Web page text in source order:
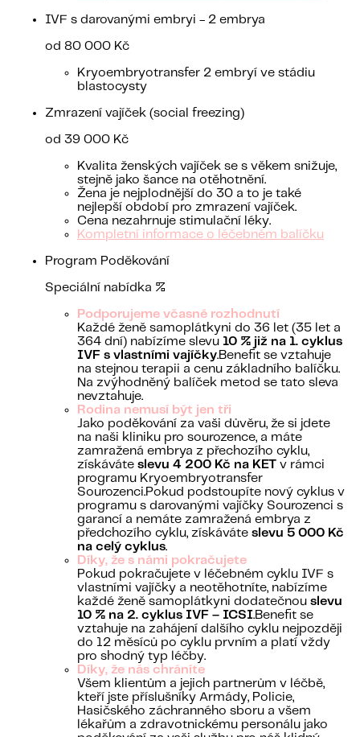
IVF s darovanými embryi - 2 embrya
od 80 000 Kč
Kryoembryotransfer 2 embryí ve stádiu
blastocysty
Zmrazení vajíček (social freezing)
od 39 000 Kč
Kvalita ženských vajíček se s věkem snižuje,
stejně jako šance na otěhotnění.
Žena je nejplodnější do 30 a to je také
nejlepší období pro zmrazení vajíček.
Cena nezahrnuje stimulační léky.
Kompletní informace o léčebném balíčku
Program Poděkování
Speciální nabídka %
Podporujeme včasné rozhodnutí
Každé ženě samoplátkyni do 36 let (35 let a
364 dní) nabízíme slevu 10 % již na 1. cyklus
IVF s vlastními vajíčky.Benefit se vztahuje
na stejnou terapii a cenu základního balíčku.
Na zvýhodněný balíček metod se tato sleva
nevztahuje.
Rodina nemusí být jen tři
Jako poděkování za vaši důvěru, že si jdete
na naši kliniku pro sourozence, a máte
zamražená embrya z přechozího cyklu,
získáváte slevu 4 200 Kč na KET v rámci
programu Kryoembryotransfer
Sourozenci.Pokud podstoupíte nový cyklus v
programu s darovanými vajíčky Sourozenci s
garancí a nemáte zamražená embrya z
předchozího cyklu, získáváte slevu 5 000 Kč
na celý cyklus.
Díky, že s námi pokračujete
Pokud pokračujete v léčebném cyklu IVF s
vlastními vajíčky a neotěhotníte, nabízíme
každé ženě samoplátkyni dodatečnou slevu
10 % na 2. cyklus IVF – ICSI.Benefit se
vztahuje na zahájení dalšího cyklu nejpozději
do 12 měsíců po cyklu prvním a platí vždy
pro shodný typ léčby.
Díky, že nás chráníte
Všem klientům a jejich partnerům v léčbě,
kteří jste příslušníky Armády, Policie,
Hasičského záchranného sboru a všem
lékařům a zdravotnickému personálu jako